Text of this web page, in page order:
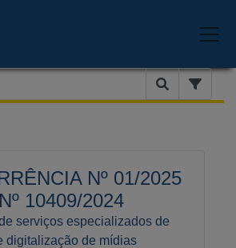
Nº 01/2025
10409/2024
serviços especializados de
digitalização de mídias